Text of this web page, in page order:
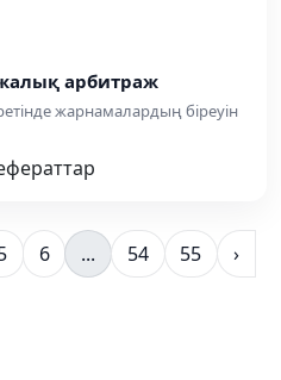
арбитраж
жарнамалардың біреуін
6 ... 54 55 ›